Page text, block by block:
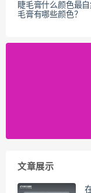
睫毛膏什么颜色最
毛膏有哪些颜色？
文章展示